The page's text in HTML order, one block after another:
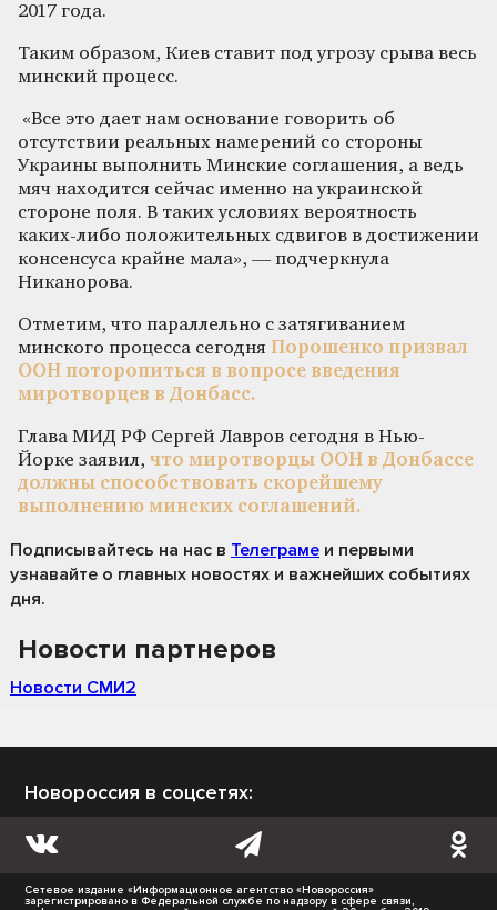
2017 года.
Таким образом, Киев ставит под угрозу срыва весь
минский процесс.
«Все это дает нам основание говорить об
отсутствии реальных намерений со стороны
Украины выполнить Минские соглашения, а ведь
мяч находится сейчас именно на украинской
стороне поля. В таких условиях вероятность
каких-либо положительных сдвигов в достижении
консенсуса крайне мала», — подчеркнула
Никанорова.
Отметим, что параллельно с затягиванием
минского процесса сегодня Порошенко призвал
ООН поторопиться в вопросе введения
миротворцев в Донбасс.
Глава МИД РФ Сергей Лавров сегодня в Нью-
Йорке заявил, что миротворцы ООН в Донбассе
должны способствовать скорейшему
выполнению минских соглашений.
Подписывайтесь на нас в Телеграме и первыми
узнавайте о главных новостях и важнейших событиях
дня.
Новости партнеров
Новости СМИ2
Новороссия в соцсетях:
Сетевое издание «Информационное агентство «Новороссия»
зарегистрировано в Федеральной службе по надзору в сфере связи,